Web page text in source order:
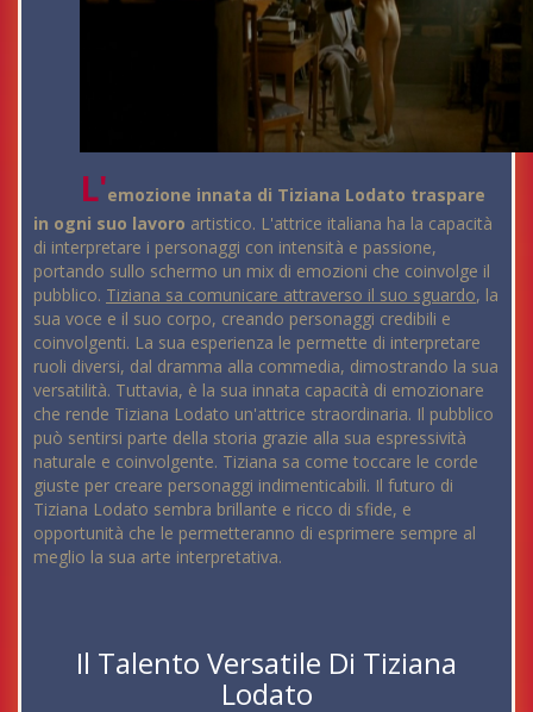
L'emozione innata di Tiziana Lodato traspare
in ogni suo lavoro artistico. L'attrice italiana ha la capacità
di interpretare i personaggi con intensità e passione,
portando sullo schermo un mix di emozioni che coinvolge il
pubblico. Tiziana sa comunicare attraverso il suo sguardo, la
sua voce e il suo corpo, creando personaggi credibili e
coinvolgenti. La sua esperienza le permette di interpretare
ruoli diversi, dal dramma alla commedia, dimostrando la sua
versatilità. Tuttavia, è la sua innata capacità di emozionare
che rende Tiziana Lodato un'attrice straordinaria. Il pubblico
può sentirsi parte della storia grazie alla sua espressività
naturale e coinvolgente. Tiziana sa come toccare le corde
giuste per creare personaggi indimenticabili. Il futuro di
Tiziana Lodato sembra brillante e ricco di sfide, e
opportunità che le permetteranno di esprimere sempre al
meglio la sua arte interpretativa.
Il Talento Versatile Di Tiziana
Lodato